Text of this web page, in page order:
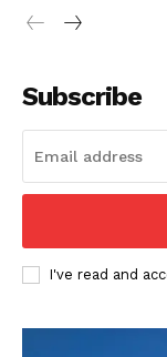
Subscribe
I've read and